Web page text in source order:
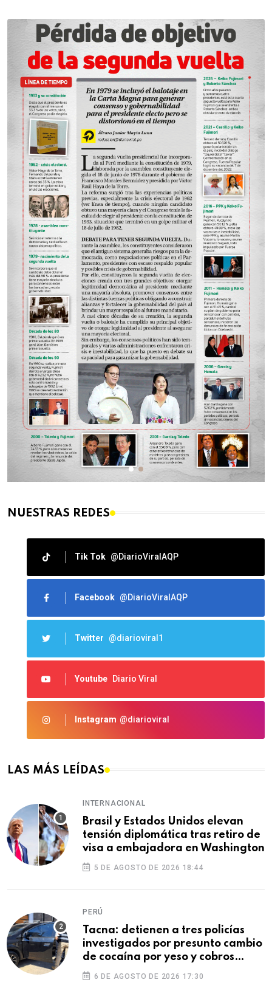
NUESTRAS REDES
Tik Tok @DiarioViralAQP
Facebook @DiarioViralAQP
Twitter @diarioviral1
Youtube Diario Viral
Instagram @diarioviral
LAS MÁS LEÍDAS
INTERNACIONAL
Brasil y Estados Unidos elevan
tensión diplomática tras retiro de
visa a embajadora en Washington
5 DE AGOSTO DE 2026 18:44
PERÚ
Tacna: detienen a tres policías
investigados por presunto cambio
de cocaína por yeso y cobros
ilegales
6 DE AGOSTO DE 2026 17:30